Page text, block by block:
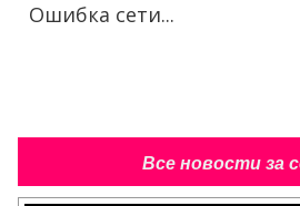
Ошибка сети...
Все новости за